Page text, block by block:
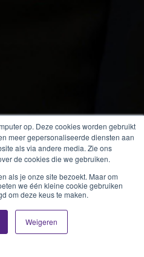
op. Deze cookies worden gebruikt
meer gepersonaliseerde diensten aan
als via andere media. Zie ons
de cookies die we gebruiken.
als je onze site bezoekt. Maar om
we één kleine cookie gebruiken
om deze keus te maken.
Weigeren